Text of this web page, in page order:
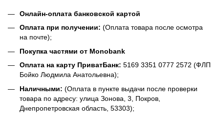
Онлайн-оплата банковской картой
Оплата при получении: (Оплата товара после осмотра
на почте);
Покупка частями от Monobank
Оплата на карту ПриватБанк: 5169 3351 0777 2572 (ФЛП
Бойко Людмила Анатольевна);
Наличными: (Оплата в пункте выдачи после проверки
товара по адресу: улица Зонова, 3, Покров,
Днепропетровская область, 53303);